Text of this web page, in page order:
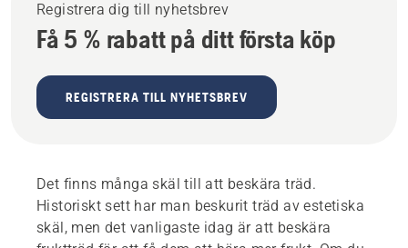
Registrera dig till nyhetsbrev
Få 5 % rabatt på ditt första köp
REGISTRERA TILL NYHETSBREV
Det finns många skäl till att beskära träd.
Historiskt sett har man beskurit träd av estetiska
skäl, men det vanligaste idag är att beskära